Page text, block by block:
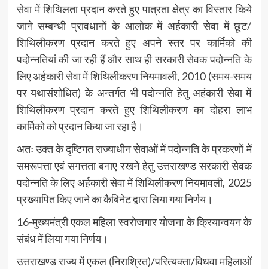
सेवा में शिथिलता प्रदान करते हुए पात्रता क्षेत्र का विस्तार किये
जाने सम्बन्धी प्रावधानों के आलोक में अर्हकारी सेवा में छूट/
शिथिलीकरण प्रदान करते हुए अपने स्तर पर कार्मिको की
पदोन्नतियां की जा रही हैं और साथ ही सरकारी सेवक पदोन्नति के
लिए अर्हकारी सेवा में शिथिलीकरण नियमावली, 2010 (समय-समय
पर यथासंशोधित) के अन्तर्गत भी पदोन्नति हेतु अहंकारी सेवा में
शिथिलीकरण प्रदान करते हुए शिथिलीकरण का दोहरा लाभ
कार्मिको को प्रदान किया जा रहा है।
अतः उक्त के दृष्टिगत राज्याधीन सेवाओं में पदोन्नति के प्रकरणों में
समरूपत्ता एवं सगत्तता बनाए रखने हेतु उत्तराखण्ड सरकारी सेवक
पदोन्नति के लिए अर्हकारी सेवा में शिथिलीकरण नियमावली, 2025
प्रख्यापित किए जाने का कैबिनेट द्वारा लिया गया निर्णय।
16-मुख्यमंत्री एकल महिला स्वरोजगार योजना के क्रियान्वयन के
संबंध में लिया गया निर्णय।
उत्तराखण्ड राज्य में एकल (निराश्रित)/परित्यक्ता/विधवा महिलाओं